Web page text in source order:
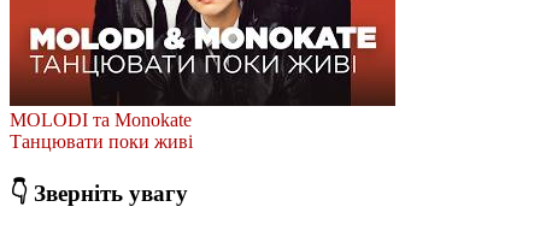
MOLODI та Monokate
Танцювати поки живі
👇 Зверніть увагу